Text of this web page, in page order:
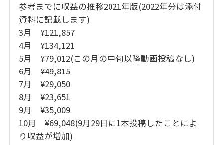
参考までに収益の推移2021年版(2022年分は添付
資料に記載します)
3月 ¥121,857
4月 ¥134,121
5月 ¥79,012(この月の中旬以降動画投稿なし)
6月 ¥49,815
7月 ¥29,050
8月 ¥23,651
9月 ¥35,009
10月 ¥69,048(9月29日に1本投稿したことによ
り収益が増加)